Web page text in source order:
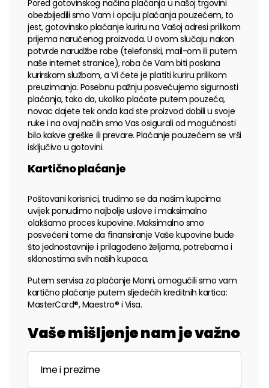
Pored gotovinskog načina plaćanja u našoj trgovini
obezbijedili smo Vam i opciju plaćanja pouzećem, to
jest, gotovinsko plaćanje kuriru na Vašoj adresi prilikom
prijema naručenog proizvoda. U ovom slučaju nakon
potvrde narudžbe robe (telefonski, mail-om ili putem
naše internet stranice), roba će Vam biti poslana
kurirskom službom, a Vi ćete je platiti kuriru prilikom
preuzimanja. Posebnu pažnju posvećujemo sigurnosti
plaćanja, tako da, ukoliko plaćate putem pouzeća,
novac dajete tek onda kad ste proizvod dobili u svoje
ruke i na ovaj način smo Vas osigurali od mogućnosti
bilo kakve greške ili prevare. Plaćanje pouzećem se vrši
isključivo u gotovini.
Kartično plaćanje
Poštovani korisnici, trudimo se da našim kupcima
uvijek ponudimo najbolje uslove i maksimalno
olakšamo proces kupovine. Maksimalno smo
posvećeni tome da finansiranje Vaše kupovine bude
što jednostavnije i prilagođeno željama, potrebama i
sklonostima svih naših kupaca.
Putem servisa za plaćanje Monri, omogućili smo vam
kartično plaćanje putem sljedećih kreditnih kartica:
MasterCard®, Maestro® i Visa.
Vaše mišljenje nam je važno